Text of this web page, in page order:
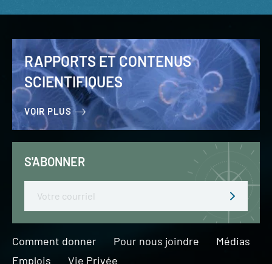
RAPPORTS ET CONTENUS
SCIENTIFIQUES
VOIR PLUS
S'ABONNER
Email
Comment donner Pour nous joindre
Médias
Emplois
Vie Privée